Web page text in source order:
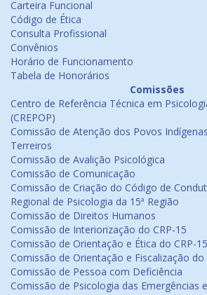
Carteira Funcional
Código de Ética
Consulta Profissional
Convênios
Horário de Funcionamento
Tabela de Honorários
Comissões
Centro de Referência Técnica em
(CREPOP)
Comissão de Atenção dos Povos
Terreiros
Comissão de Avalição Psicológica
Comissão de Comunicação
Comissão de Criação do Código de
Regional de Psicologia da 15ª Região
Comissão de Direitos Humanos
Comissão de Interiorização do CRP-15
Comissão de Orientação e Ética do CRP-
Comissão de Orientação e Fiscalização do
Comissão de Pessoa com Deficiência
Comissão de Psicologia das Emergências